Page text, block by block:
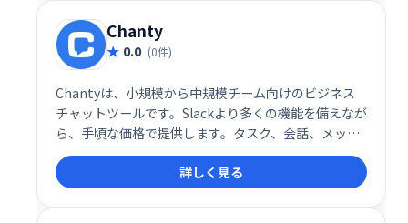
Chanty
0.0 (0件)
Chantyは、小規模から中規模チーム向けのビジネス
チャットツールです。Slackより多くの機能を備えなが
ら、手頃な価格で提供します。タスク、会話、メッセ
ージ、プロジェクトを一元管理でき、メッセージ履歴
は無制限に保存されます。会話のピン留めや名前変更
など、便利な機能も搭載し、スムーズなコミュニケー
ションを支援します。
詳しく見る